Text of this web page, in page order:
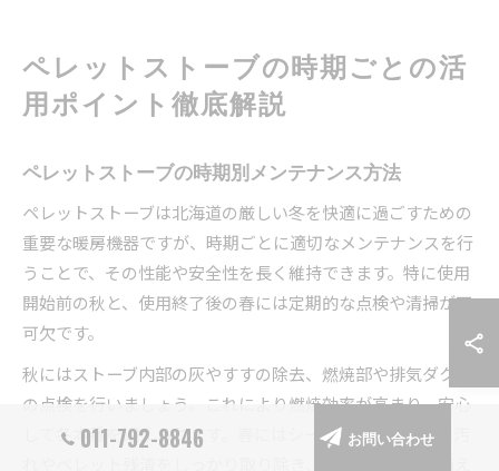
ペレットストーブの時期ごとの活
用ポイント徹底解説
ペレットストーブの時期別メンテナンス方法
ペレットストーブは北海道の厳しい冬を快適に過ごすための
重要な暖房機器ですが、時期ごとに適切なメンテナンスを行
うことで、その性能や安全性を長く維持できます。特に使用
開始前の秋と、使用終了後の春には定期的な点検や清掃が不
可欠です。
秋にはストーブ内部の灰やすすの除去、燃焼部や排気ダクト
の点検を行いましょう。これにより燃焼効率が高まり、安心
して冬本番を迎えられます。春にはシーズン中に蓄積した汚
011-792-8846 お問い合わせ